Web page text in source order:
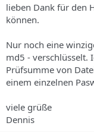
lieben Dank für den
können.
Nur noch eine
md5 - verschlüsselt.
Prüfsumme von
einem einzelnen
viele grüße
Dennis